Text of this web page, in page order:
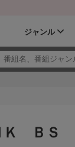
ジャンル
Ｋ ＢＳ